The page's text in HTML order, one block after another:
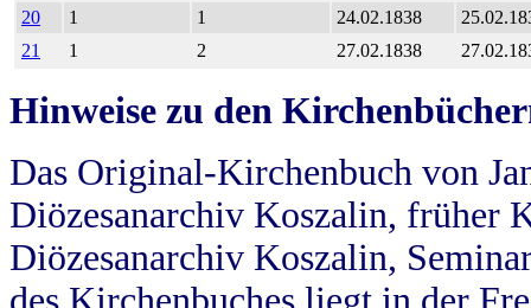
20
1 1 24.02.1838
21
1 2 27.02.1838
Hinweise zu den
Das Original-Kirchenbuch von
Diözesanarchiv Koszalin, früher
Diözesanarchiv Koszalin,